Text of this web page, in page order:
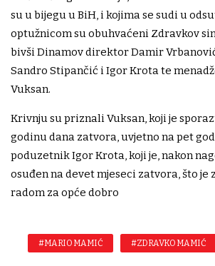
su u bijegu u BiH, i kojima se sudi u
optužnicom su obuhvaćeni Zdravkov
bivši Dinamov direktor Damir
Sandro Stipančić i Igor Krota te
Vuksan.
Krivnju su priznali Vuksan, koji je
godinu dana zatvora, uvjetno na pet
poduzetnik Igor Krota, koji je, nakon
osuđen na devet mjeseci zatvora, što je
radom za opće dobro
#MARIO MAMIĆ #ZDRAVKO MAMIĆ